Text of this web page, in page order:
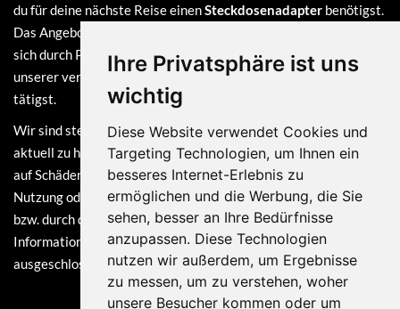
Ihre Privatsphäre ist uns
wichtig
Diese Website verwendet Cookies und
Targeting Technologien, um Ihnen ein
besseres Internet-Erlebnis zu
ermöglichen und die Werbung, die Sie
sehen, besser an Ihre Bedürfnisse
anzupassen. Diese Technologien
nutzen wir außerdem, um Ergebnisse
zu messen, um zu verstehen, woher
unsere Besucher kommen oder um
du für deine nächste Reise einenSteckdosenadapter benötigst.
Das Angebot auf dieser Webseite ist
sich durch Provisionen, die wir erhalten, sofern du bei einem
unserer verlinkten Partner (z.B. Amazon) eine Bestellung
tätigst.
Wir sind stets bemüht, die Informationen auf dieser Webseite
aktuell zu halten. Dennoch sind Haftungsansprüche, welche sich
auf Schäden materieller oder ideeller Art beziehen, die durch die
Nutzung oder Nichtnutzung der dargebotenen Informationen
bzw. durch die Nutzung fehlerhafter und unvollständiger
Informationen verursacht wurden, grundsätzlich
ausgeschlossen.